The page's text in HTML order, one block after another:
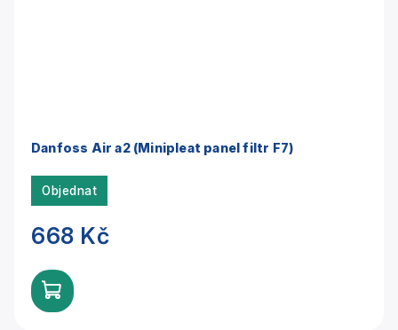
Danfoss Air a2 (Minipleat panel filtr F7)
Objednat
668 Kč